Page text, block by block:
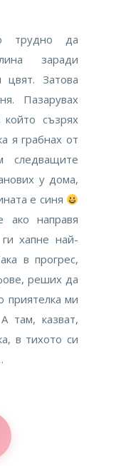
трудно да
заради
цвят. Затова
Пазарувах
съзрях
я грабнах от
у дома,
е синя
ако направя
хапне най-
в прогрес,
реших да
приятелка ми
там, казват,
в тихото си